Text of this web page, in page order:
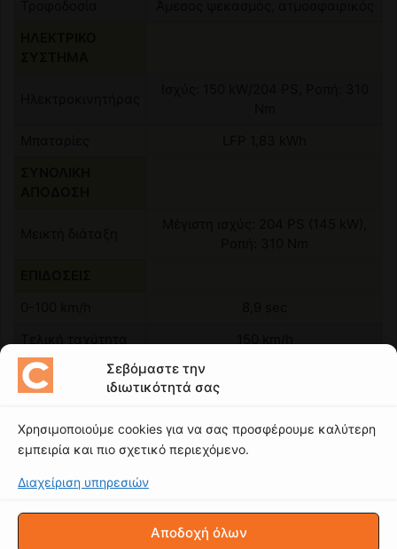
Σεβόμαστε την
ιδιωτικότητά σας
Χρησιμοποιούμε cookies για να σας προσφέρουμε καλύτερη
εμπειρία και πιο σχετικό περιεχόμενο.
Διαχείριση υπηρεσιών
Αποδοχή όλων